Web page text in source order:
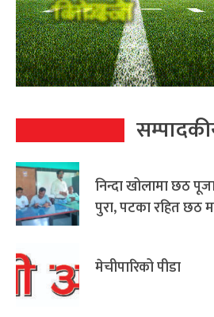
निन्दा खोलामा छठ
पुरा, पटका रहित
मेचीपारिको पीडा